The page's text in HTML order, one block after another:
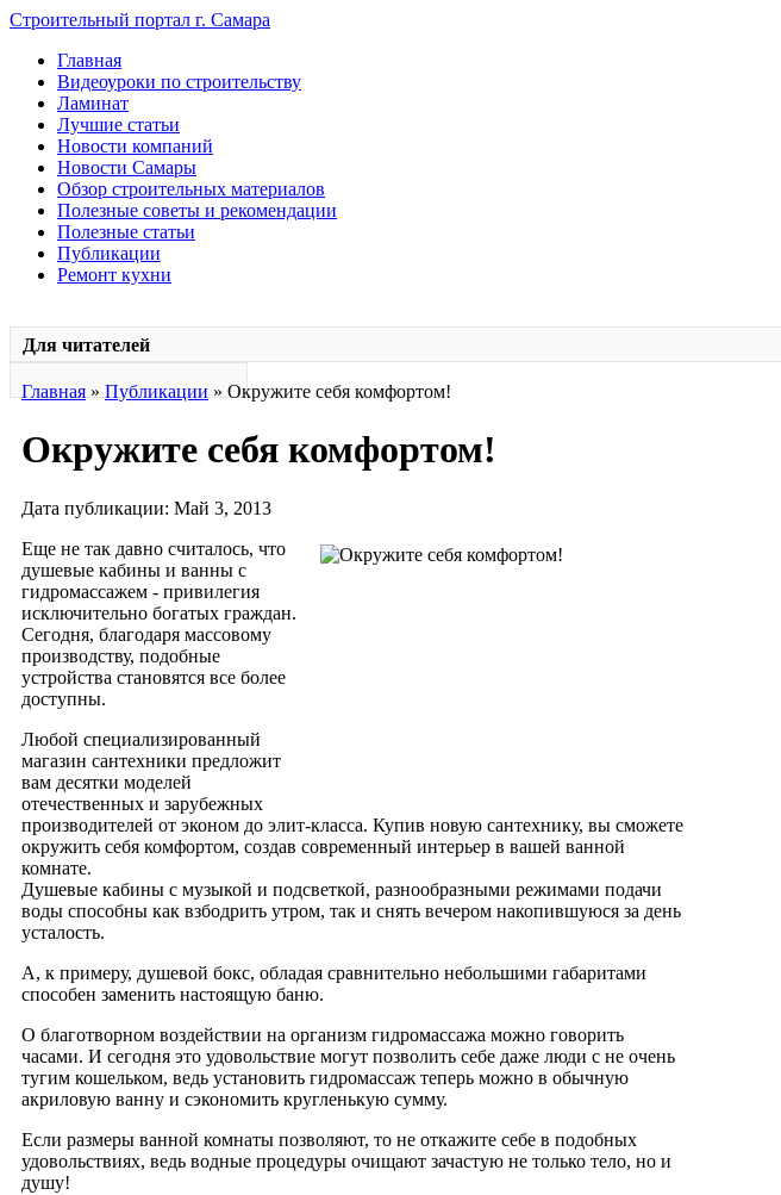
Строительный портал г. Самара
Главная
Видеоуроки по строительству
Ламинат
Лучшие статьи
Новости компаний
Новости Самары
Обзор строительных материалов
Полезные советы и рекомендации
Полезные статьи
Публикации
Ремонт кухни
Для читателей
Главная » Публикации » Окружите себя комфортом!
Окружите себя комфортом!
Дата публикации: Май 3, 2013
Еще не так давно считалось, что
душевые кабины и ванны с
гидромассажем - привилегия
исключительно богатых граждан.
Сегодня, благодаря массовому
производству, подобные
устройства становятся все более
доступны.
Любой специализированный
магазин сантехники предложит
вам десятки моделей
отечественных и зарубежных
производителей от эконом до элит-класса. Купив новую сантехнику, вы сможете
окружить себя комфортом, создав современный интерьер в вашей ванной
комнате.
Душевые кабины с музыкой и подсветкой, разнообразными режимами подачи
воды способны как взбодрить утром, так и снять вечером накопившуюся за день
усталость.
А, к примеру, душевой бокс, обладая сравнительно небольшими габаритами
способен заменить настоящую баню.
О благотворном воздействии на организм гидромассажа можно говорить
часами. И сегодня это удовольствие могут позволить себе даже люди с не очень
тугим кошельком, ведь установить гидромассаж теперь можно в обычную
акриловую ванну и сэкономить кругленькую сумму.
Если размеры ванной комнаты позволяют, то не откажите себе в подобных
удовольствиях, ведь водные процедуры очищают зачастую не только тело, но и
душу!